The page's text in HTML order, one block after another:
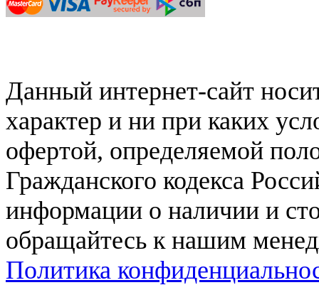
Данный интернет-сайт
характер и ни при каких
офертой, определяемой
Гражданского кодекса
информации о наличии и
обращайтесь к нашим
Политика